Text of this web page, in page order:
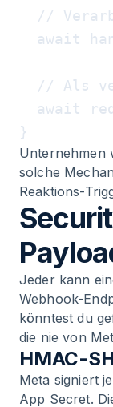
//
await
// Als
await
Unternehmen
solche
Reaktions-
Jeder kann
Webhook-
könntest du
die nie von
HMAC-
Meta signiert
App Secret.